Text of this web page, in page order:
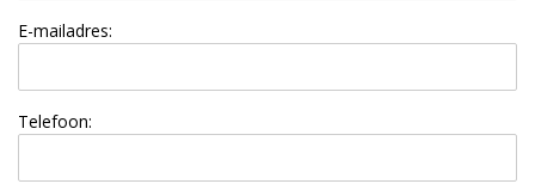
E-mailadres:
Telefoon: